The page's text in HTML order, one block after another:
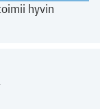
hyvin